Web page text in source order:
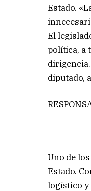
Estado.
El
política, a
diputado,
Uno de
Estado.
logístico y